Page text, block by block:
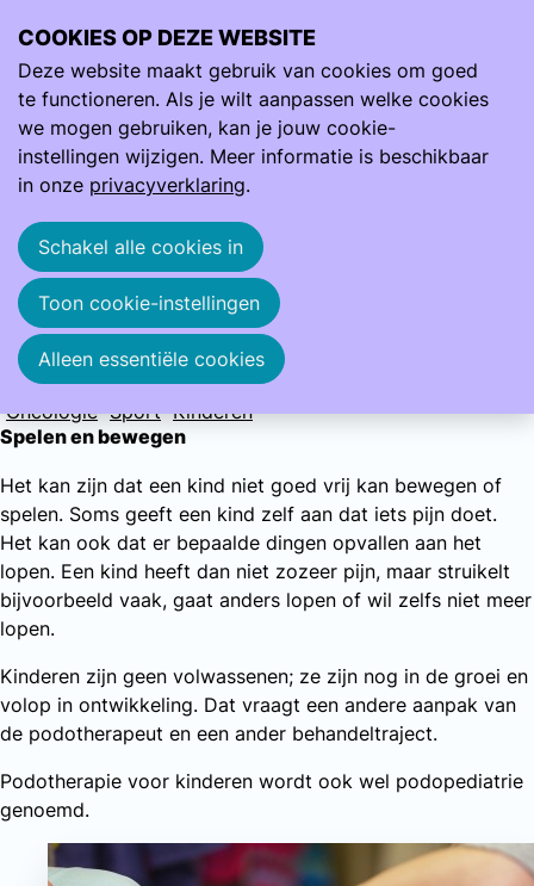
Podotherapie en kinderen
Een kind moet vrij kunnen bewegen in elke
fase van de groei. Lekker spelen, rennen,
ravotten en sporten. Als dit niet het geval is
dan kan een podotherapeut kijken wat er
aan de hand is en advies geven.
Snel naar:Diabetes mellitus Preventieve voetzorg
Oncologie Sport Kinderen
Spelen en bewegen
Het kan zijn dat een kind niet goed vrij kan bewegen of
spelen. Soms geeft een kind zelf aan dat iets pijn doet.
Het kan ook dat er bepaalde dingen opvallen aan het
lopen. Een kind heeft dan niet zozeer pijn, maar struikelt
bijvoorbeeld vaak, gaat anders lopen of wil zelfs niet meer
lopen.
Kinderen zijn geen volwassenen; ze zijn nog in de groei en
volop in ontwikkeling. Dat vraagt een andere aanpak van
de podotherapeut en een ander behandeltraject.
Podotherapie voor kinderen wordt ook wel podopediatrie
genoemd.
COOKIES OP DEZE WEBSITE
Deze website maakt gebruik van cookies om goed
te functioneren. Als je wilt aanpassen welke cookies
we mogen gebruiken, kan je jouw cookie-
instellingen wijzigen. Meer informatie is beschikbaar
in onze privacyverklaring.
Schakel alle cookies in
Toon cookie-instellingen
Alleen essentiële cookies